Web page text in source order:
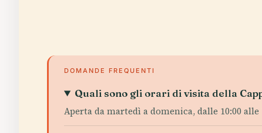
DOMANDE FREQUENTI
Quali sono gli orari di visita della
Aperta da martedì a domenica, dalle 10:00